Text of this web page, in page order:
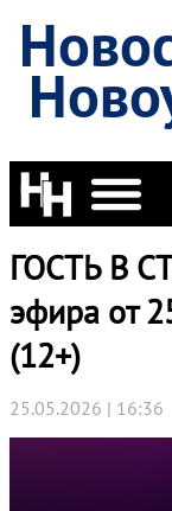
ГОСТЬ В
эфира от
(12+)
25.05.2026 | 16:36